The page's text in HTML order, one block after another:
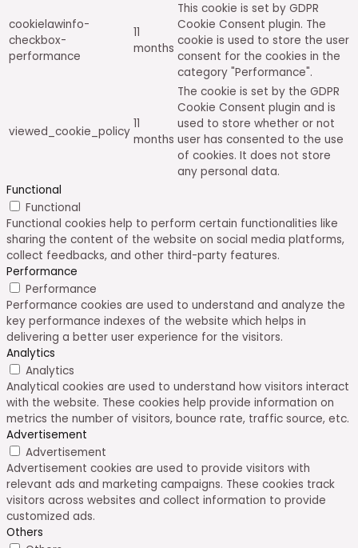
cookielawinfo-
checkbox-
performance
11
months
This cookie is set by GDPR
Cookie Consent plugin. The
cookie is used to store the user
consent for the cookies in the
category "Performance".
viewed_cookie_policy
11
months
The cookie is set by the GDPR
Cookie Consent plugin and is
used to store whether or not
user has consented to the use
of cookies. It does not store
any personal data.
Functional
Functional
Functional cookies help to perform certain functionalities like
sharing the content of the website on social media platforms,
collect feedbacks, and other third-party features.
Performance
Performance
Performance cookies are used to understand and analyze the
key performance indexes of the website which helps in
delivering a better user experience for the visitors.
Analytics
Analytics
Analytical cookies are used to understand how visitors interact
with the website. These cookies help provide information on
metrics the number of visitors, bounce rate, traffic source, etc.
Advertisement
Advertisement
Advertisement cookies are used to provide visitors with
relevant ads and marketing campaigns. These cookies track
visitors across websites and collect information to provide
customized ads.
Others